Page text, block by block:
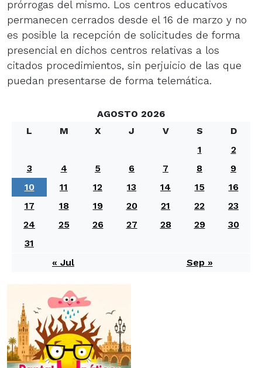
prórrogas del mismo. Los centros educativos
permanecen cerrados desde el 16 de marzo y no
es posible la recepción de solicitudes de forma
presencial en dichos centros relativas a los
citados procedimientos, sin perjuicio de las que
puedan presentarse de forma telemática.
AGOSTO 2026
L
M X J V S
D
1
2
3
4 5 6 7 8
9
10
11 12 13 14 15
16
17
18 19 20 21 22
23
24
25 26 27 28 29
30
31
« Jul
Sep »